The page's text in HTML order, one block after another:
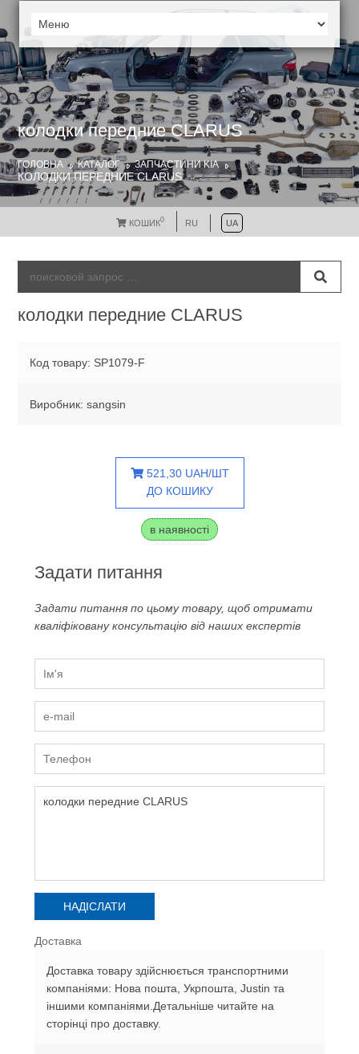
колодки передние CLARUS
ГОЛОВНА КАТАЛОГ ЗАПЧАСТИНИ KIA
КОЛОДКИ ПЕРЕДНИЕ CLARUS
КОШИК0 RU UA
колодки передние CLARUS
Код товару: SP1079-F
Виробник: sangsin
521,30 UAH/ШТ
ДО КОШИКУ
в наявності
Задати питання
Задати питання по цьому товару, щоб отримати
кваліфіковану консультацію від наших експертів
Доставка
Доставка товару здійснюється транспортними
компаніями: Нова пошта, Укрпошта, Justin та
іншими компаніями.Детальніше читайте на
сторінці про доставку.